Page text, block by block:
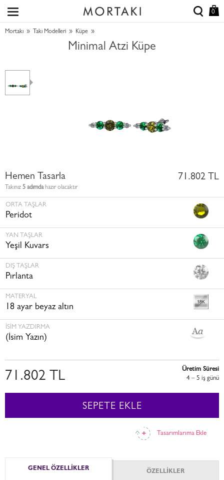
0
Mortakı » Takı Modelleri » Küpe »
Minimal Atzi Küpe
Hemen Tasarla
Takınız 5 adımdahazır olacaktır
71.802 TL
ORTA TAŞLAR
Peridot
YAN TAŞLAR
Yeşil Kuvars
DIŞ TAŞLAR
Pırlanta
MATERYAL
18 ayar beyaz altın
İSİM YAZDIRMA
(İsim Yazın)
Tasarımlarıma Ekle
71.802 TL
Üretim Süresi
4 – 5 i̇ş günü
SEPETE EKLE
GENEL ÖZELLİKLER ÖZELLİKLER